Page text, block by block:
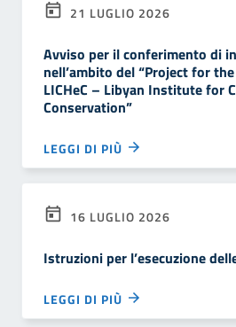
21 LUGLIO 2026
Avviso per il conferimento di
nell’ambito del “Project for
LICHeC – Libyan Institute for
Conservation”
LEGGI DI PIÙ
16 LUGLIO 2026
Istruzioni per l’esecuzione
LEGGI DI PIÙ